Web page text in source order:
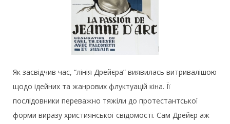
Як засвідчив час, “лінія Дрейєра” виявилась витривалішою
щодо ідейних та жанрових флуктуацій кіна. Її
послідовники переважно тяжіли до протестантської
форми виразу християнської свідомості. Сам Дрейєр аж